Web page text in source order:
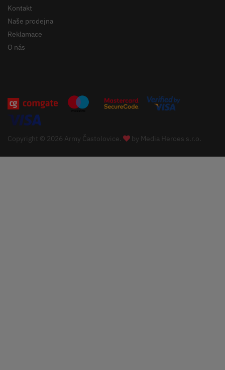
Kontakt
Naše prodejna
Reklamace
O nás
Copyright © 2026 Army Častolovice. by Media Heroes s.r.o.